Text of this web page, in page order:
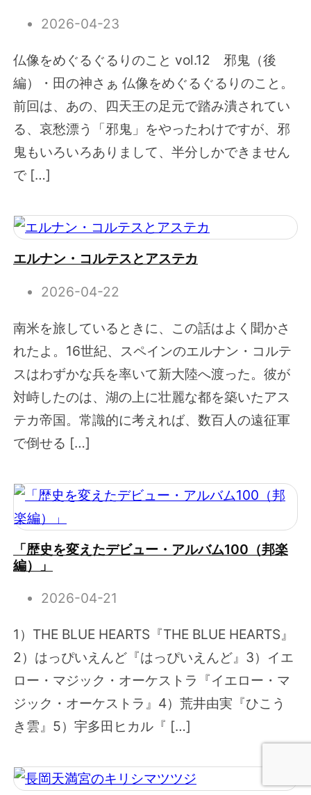
2026-04-23
仏像をめぐるぐるりのこと vol.12 邪鬼（後
編）・田の神さぁ 仏像をめぐるぐるりのこと。
前回は、あの、四天王の足元で踏み潰されてい
る、哀愁漂う「邪鬼」をやったわけですが、邪
鬼もいろいろありまして、半分しかできません
で […]
エルナン・コルテスとアステカ
2026-04-22
南米を旅しているときに、この話はよく聞かさ
れたよ。16世紀、スペインのエルナン・コルテ
スはわずかな兵を率いて新大陸へ渡った。彼が
対峙したのは、湖の上に壮麗な都を築いたアス
テカ帝国。常識的に考えれば、数百人の遠征軍
で倒せる […]
「歴史を変えたデビュー・アルバム100（邦楽
編）」
2026-04-21
1）THE BLUE HEARTS『THE BLUE HEARTS』
2）はっぴいえんど『はっぴいえんど』3）イエ
ロー・マジック・オーケストラ『イエロー・マ
ジック・オーケストラ』4）荒井由実『ひこう
き雲』5）宇多田ヒカル『 […]